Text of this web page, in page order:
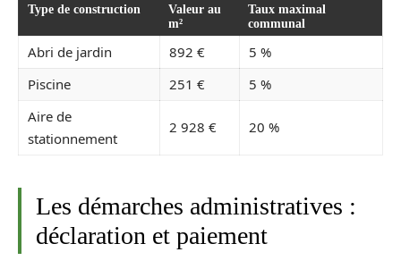
Type de construction
Valeur au
m²
Taux maximal
communal
Abri de jardin 892 €
5 %
Piscine
251 €
5 %
Aire de
stationnement
2 928 € 20 %
Les démarches administratives :
déclaration et paiement